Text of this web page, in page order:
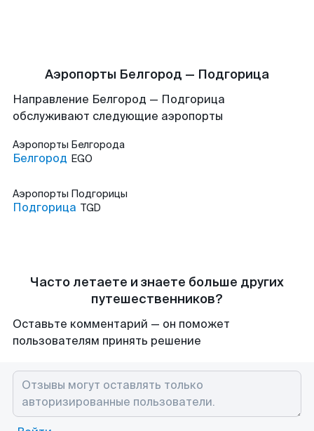
Аэропорты Белгород — Подгорица
Направление Белгород — Подгорица
обслуживают следующие аэропорты
Аэропорты Белгорода
Белгород EGO
Аэропорты Подгорицы
Подгорица TGD
Часто летаете и знаете больше других
путешественников?
Оставьте комментарий — он поможет
пользователям принять решение